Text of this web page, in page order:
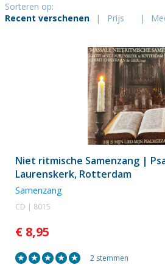
Gier
Sorteren op:
Recent verschenen
| Prijs |
Niet ritmische Samenzang |
Laurenskerk, Rotterdam
Samenzang
CD | 8015
€ 8,95
2 stemmen